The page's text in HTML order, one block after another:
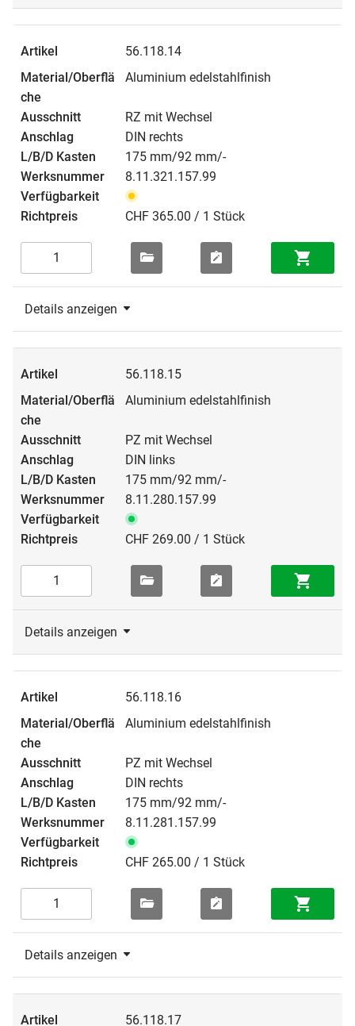
56.118.14
Aluminium edelstahlfinish
RZ mit Wechsel
DIN rechts
175 mm/92 mm/-
8.11.321.157.99
CHF 365.00 / 1 Stück
Details anzeigen
56.118.15
Aluminium edelstahlfinish
PZ mit Wechsel
DIN links
175 mm/92 mm/-
8.11.280.157.99
CHF 269.00 / 1 Stück
Details anzeigen
56.118.16
Aluminium edelstahlfinish
PZ mit Wechsel
DIN rechts
175 mm/92 mm/-
8.11.281.157.99
CHF 265.00 / 1 Stück
Details anzeigen
56.118.17